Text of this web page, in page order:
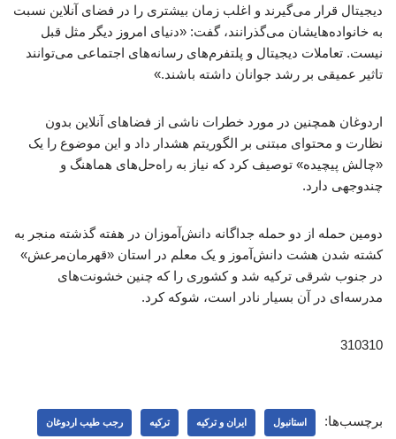
دیجیتال قرار می‌گیرند و اغلب زمان بیشتری را در فضای آنلاین نسبت
به خانواده‌هایشان می‌گذرانند، گفت: «دنیای امروز دیگر مثل قبل
نیست. تعاملات دیجیتال و پلتفرم‌های رسانه‌های اجتماعی می‌توانند
تاثیر عمیقی بر رشد جوانان داشته باشند.»
اردوغان همچنین در مورد خطرات ناشی از فضاهای آنلاین بدون
نظارت و محتوای مبتنی بر الگوریتم هشدار داد و این موضوع را یک
«چالش پیچیده» توصیف کرد که نیاز به راه‌حل‌های هماهنگ و
چندوجهی دارد.
دومین حمله از دو حمله جداگانه دانش‌آموزان در هفته گذشته منجر به
کشته شدن هشت دانش‌آموز و یک معلم در استان «قهرمان‌مرعش»
در جنوب شرقی ترکیه شد و کشوری را که چنین خشونت‌های
مدرسه‌ای در آن بسیار نادر است، شوکه کرد.
310310
برچسب‌ها: استانبول ایران و ترکیه ترکیه رجب طیب اردوغان